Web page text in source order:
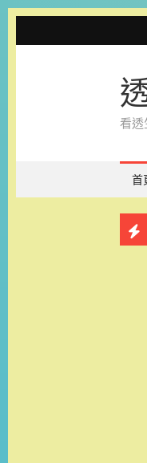
to
看透
首
服務計畫 8月29日辦理